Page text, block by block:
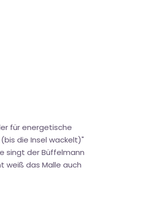
für energetische
die Insel wackelt)"
singt der Büffelmann
weiß das Malle auch